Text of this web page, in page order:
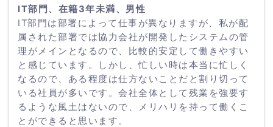
IT部門、在籍3年未満、男性
IT部門は部署によって仕事が異なりますが、私が配
属された部署では協力会社が開発したシステムの管
理がメインとなるので、比較的安定して働きやすい
と感じています。しかし、忙しい時は本当に忙しく
なるので、ある程度は仕方ないことだと割り切って
いる社員が多いです。会社全体として残業を強要す
るような風土はないので、メリハリを持って働くこ
とができると思います。